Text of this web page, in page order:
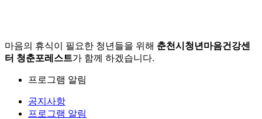
마음의 휴식이 필요한 청년들을 위해 춘천시청년마음건강센
터 청춘포레스트가 함께 하겠습니다.
프로그램 알림
공지사항
프로그램 알림